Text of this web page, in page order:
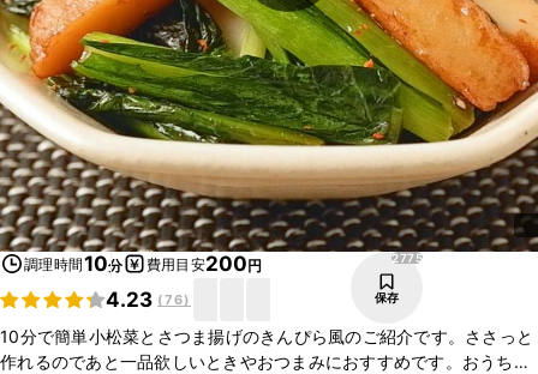
調理時間10分 費用目安200円
4.23 (76)
2775
保存
10分で簡単小松菜とさつま揚げのきんぴら風のご紹介です。ささっと
作れるのであと一品欲しいときやおつまみにおすすめです。おうちに